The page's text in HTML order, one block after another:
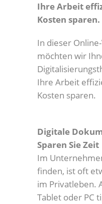
Ihre Arbeit
Kosten sparen.
In dieser
möchten wir
Ihre Arbeit
Kosten sparen.
Digitale
Sparen Sie Zeit
Im
finden, ist oft
im Privatleben.
Tablet oder PC